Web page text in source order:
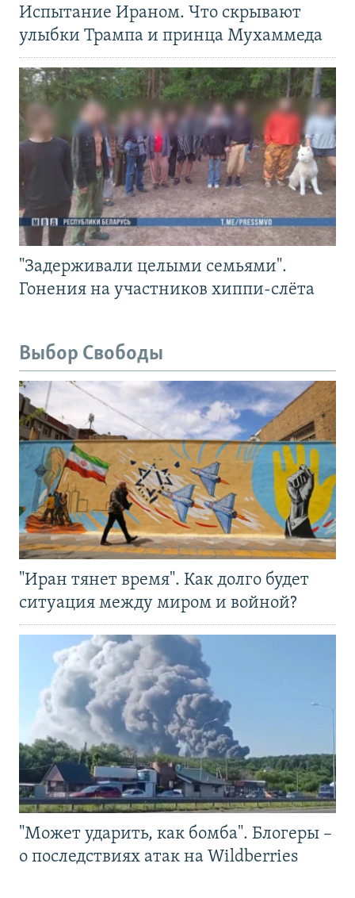
Испытание Ираном. Что скрывают
улыбки Трампа и принца Мухаммеда
"Задерживали целыми семьями".
Гонения на участников хиппи-слёта
Выбор Свободы
"Иран тянет время". Как долго будет
ситуация между миром и войной?
"Может ударить, как бомба". Блогеры –
о последствиях атак на Wildberries